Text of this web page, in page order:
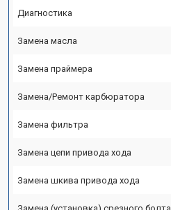
Диагностика
Замена масла
Замена праймера
Замена/Pемонт карбюратора
Замена фильтра
Замена цепи привода хода
Замена шкива привода хода
Замена (установка) срезного болта